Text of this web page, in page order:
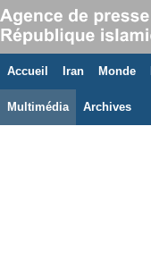
Accueil Iran Monde
Multimédia Archives